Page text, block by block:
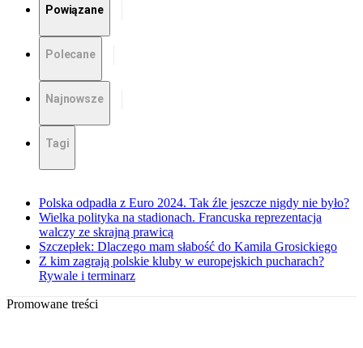
Powiązane
Polecane
Najnowsze
Tagi
Polska odpadła z Euro 2024. Tak źle jeszcze nigdy nie było?
Wielka polityka na stadionach. Francuska reprezentacja
walczy ze skrajną prawicą
Szczepłek: Dlaczego mam słabość do Kamila Grosickiego
Z kim zagrają polskie kluby w europejskich pucharach?
Rywale i terminarz
Promowane treści